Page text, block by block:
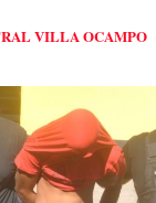
VILLA OCAMPO